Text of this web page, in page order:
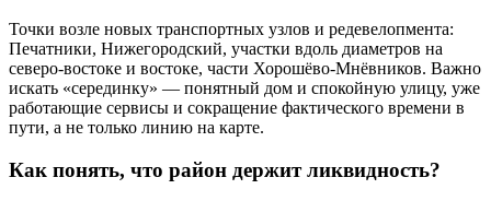
Точки возле новых транспортных узлов и редевелопмента:
Печатники, Нижегородский, участки вдоль диаметров на
северо-востоке и востоке, части Хорошёво-Мнёвников. Важно
искать «серединку» — понятный дом и спокойную улицу, уже
работающие сервисы и сокращение фактического времени в
пути, а не только линию на карте.
Как понять, что район держит ликвидность?